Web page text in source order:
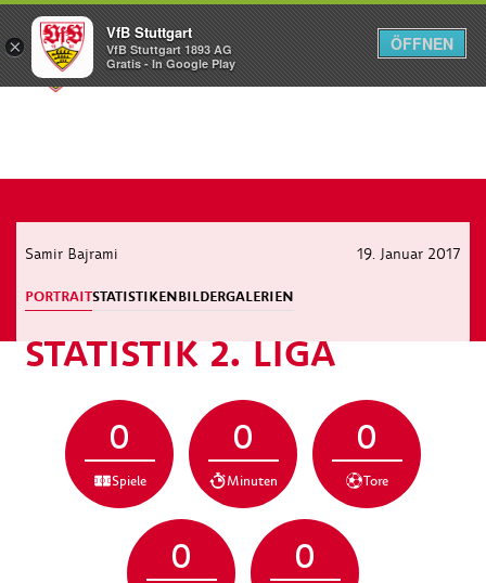
Menü
Samir Bajrami 19. Januar 2017
PORTRAITSTATISTIKENBILDERGALERIEN
STATISTIK 2. LIGA
0
Spiele
0
Minuten
0
Tore
0 0
×
VfB Stuttgart
VfB Stuttgart 1893 AG
Gratis - In Google Play
ÖFFNEN